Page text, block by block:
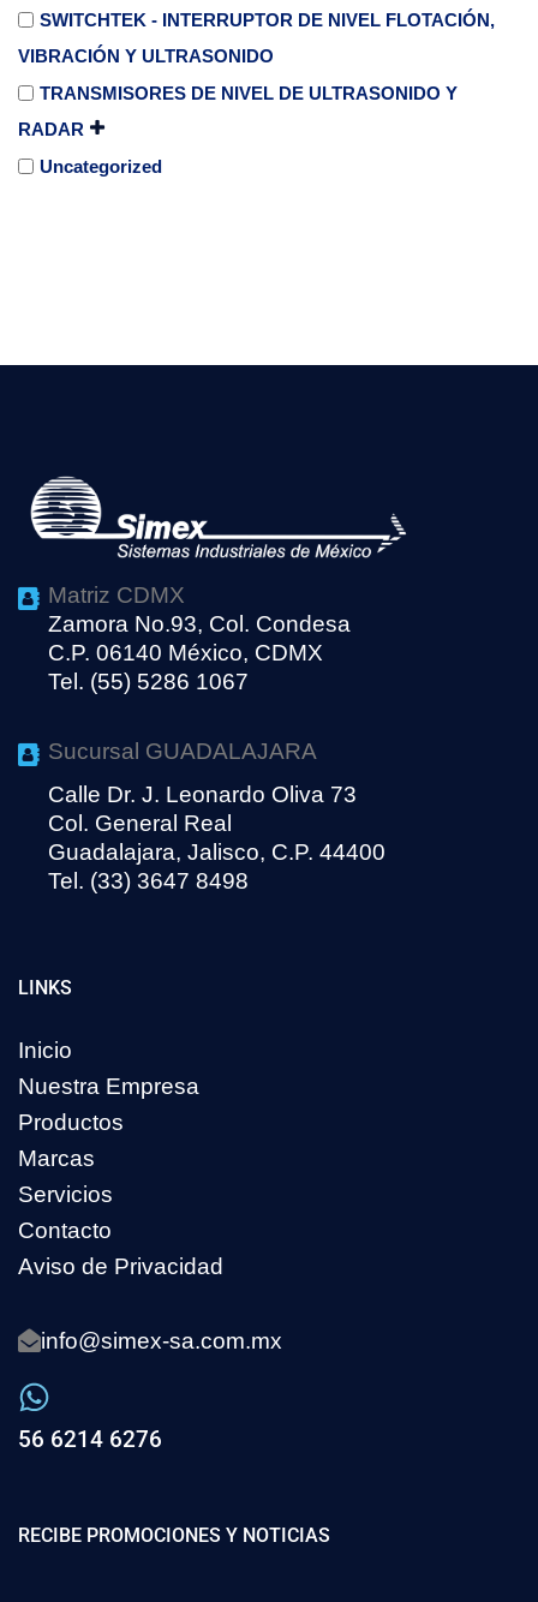
SWITCHTEK - INTERRUPTOR DE NIVEL FLOTACIÓN,
VIBRACIÓN Y ULTRASONIDO
TRANSMISORES DE NIVEL DE ULTRASONIDO Y
RADAR
Uncategorized
Matriz CDMX
Zamora No.93, Col. Condesa
C.P. 06140 México, CDMX
Tel. (55) 5286 1067
Sucursal GUADALAJARA
Calle Dr. J. Leonardo Oliva 73
Col. General Real
Guadalajara, Jalisco, C.P. 44400
Tel. (33) 3647 8498
LINKS
Inicio
Nuestra Empresa
Productos
Marcas
Servicios
Contacto
Aviso de Privacidad
info@simex-sa.com.mx
56 6214 6276
RECIBE PROMOCIONES Y NOTICIAS